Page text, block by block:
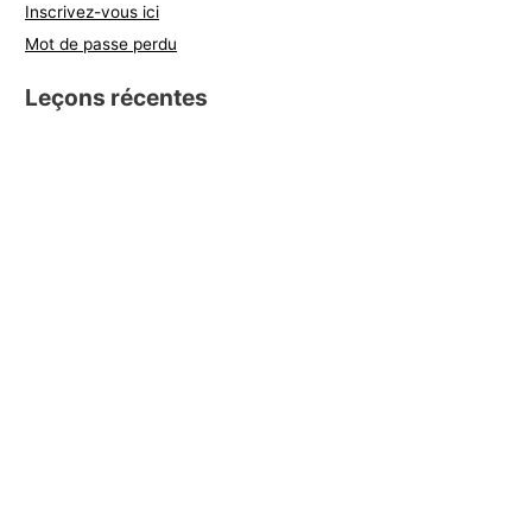
Inscrivez-vous ici
Mot de passe perdu
Leçons récentes